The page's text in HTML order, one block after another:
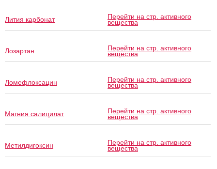
Лития карбонат Перейти на стр. активного
вещества
Лозартан Перейти на стр. активного
вещества
Ломефлоксацин Перейти на стр. активного
вещества
Магния салицилат Перейти на стр. активного
вещества
Метилдигоксин Перейти на стр. активного
вещества